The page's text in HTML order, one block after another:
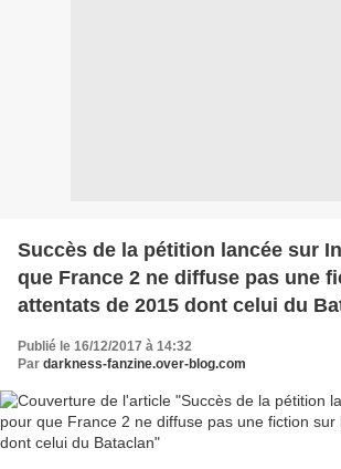
Succès de la pétition lancée sur
que France 2 ne diffuse pas une
attentats de 2015 dont celui du
Publié le 16/12/2017 à 14:32
Par darkness-fanzine.over-blog.com